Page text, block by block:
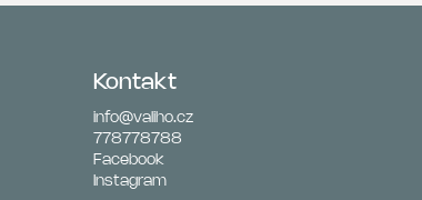
Kontakt
info@valiho.cz
778778788
Facebook
Instagram